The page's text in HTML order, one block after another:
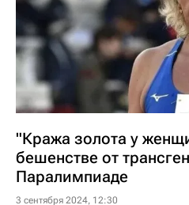
"Кража золота у
бешенстве от
Паралимпиаде
3 сентября 2024, 12:30